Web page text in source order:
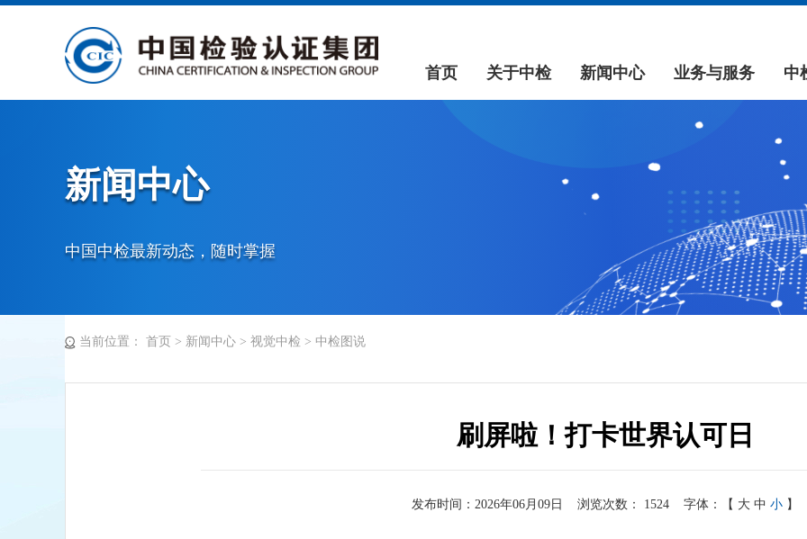
首页 关于中检 新闻中心 业务与服务 中
新闻中心
中国中检最新动态，随时掌握
当前位置： 首页 > 新闻中心 > 视觉中检 > 中检图说
刷屏啦！打卡世界认可日
发布时间：2026年06月09日 浏览次数： 1524 字体：【 大 中 小 】